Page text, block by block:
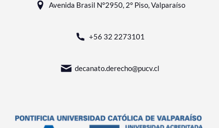
Avenida Brasil N°2950, 2° Piso, Valparaíso
+56 32 2273101
decanato.derecho@pucv.cl